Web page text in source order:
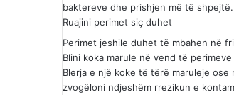
baktereve dhe prishjen më të shpejtë.
Ruajini perimet siç duhet
Perimet jeshile duhet të mbahen në
Blini koka marule në vend të
Blerja e një koke të tërë maruleje
zvogëloni ndjeshëm rrezikun e